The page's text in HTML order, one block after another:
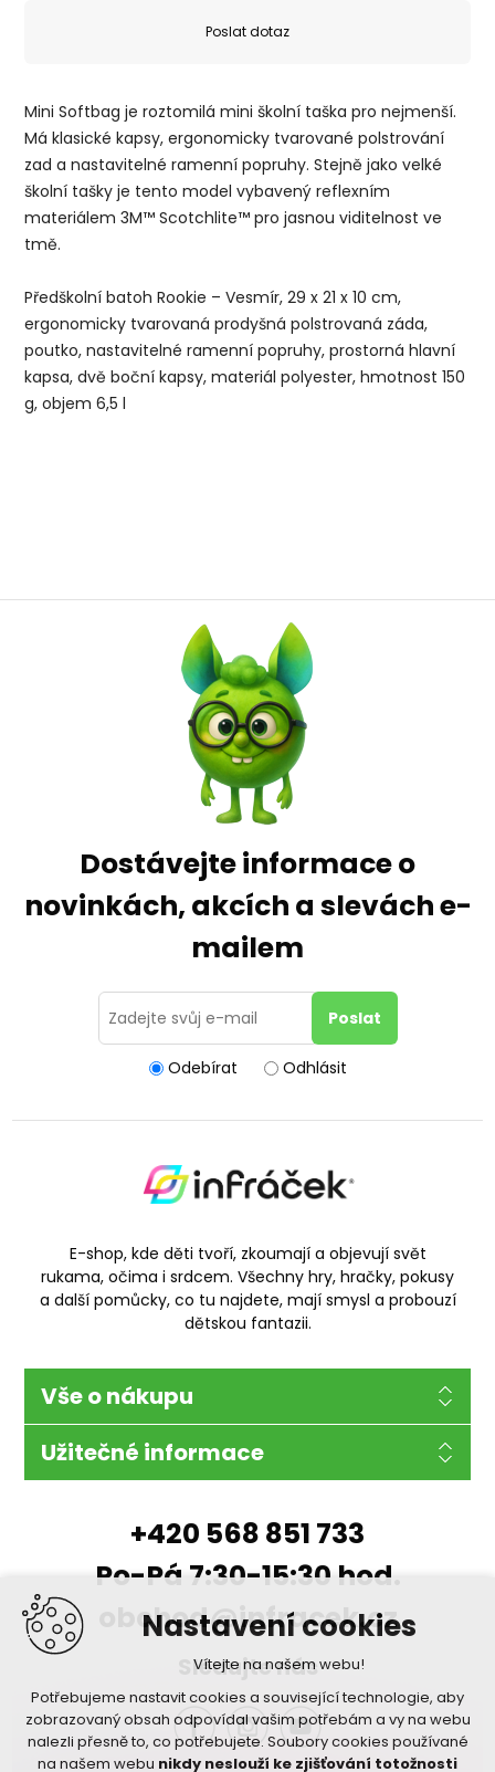
Nastavení cookies
Vítejte na našem webu!
Potřebujeme nastavit cookies a související technologie, aby
zobrazovaný obsah odpovídal vašim potřebám a vy na webu
nalezli přesně to, co potřebujete. Soubory cookies používané
na našem webu nikdy neslouží ke zjišťování totožnosti
Poslat dotaz
Mini Softbag je roztomilá mini školní taška pro nejmenší.
Má klasické kapsy, ergonomicky tvarované polstrování
zad a nastavitelné ramenní popruhy. Stejně jako velké
školní tašky je tento model vybavený reflexním
materiálem 3M™ Scotchlite™ pro jasnou viditelnost ve
tmě.
Předškolní batoh Rookie – Vesmír, 29 x 21 x 10 cm,
ergonomicky tvarovaná prodyšná polstrovaná záda,
poutko, nastavitelné ramenní popruhy, prostorná hlavní
kapsa, dvě boční kapsy, materiál polyester, hmotnost 150
g, objem 6,5 l
Dostávejte informace o
novinkách, akcích a slevách e-
mailem
Odebírat Odhlásit
E-shop, kde děti tvoří, zkoumají a objevují svět
rukama, očima i srdcem. Všechny hry, hračky, pokusy
a další pomůcky, co tu najdete, mají smysl a probouzí
dětskou fantazii.
Vše o nákupu
Užitečné informace
+420 568 851 733
Po-Pá 7:30-15:30 hod.
obchod@infracek.cz
Sledujte nás